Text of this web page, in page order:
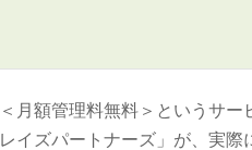
＜月額管理料無料＞というサ
レイズパートナーズ」が、実